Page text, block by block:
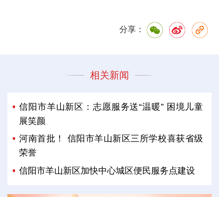
分享：
相关新闻
信阳市羊山新区：志愿服务送“温暖” 困境儿童
展笑颜
河南首批！ 信阳市羊山新区三所学校喜获省级
荣誉
信阳市羊山新区加快中心城区便民服务点建设